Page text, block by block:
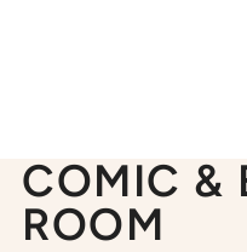
COMIC &
ROOM